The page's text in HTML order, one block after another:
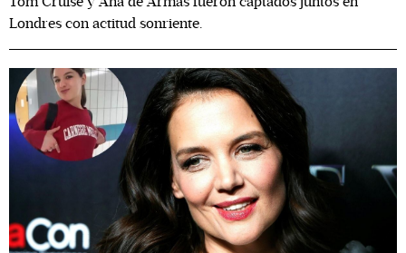
Londres con actitud sonriente.